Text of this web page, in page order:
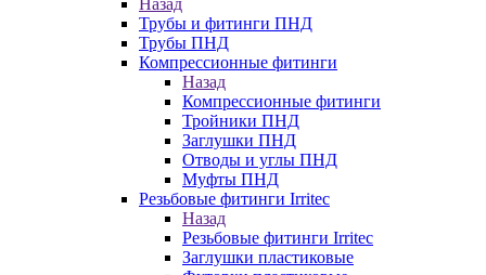
Назад
Трубы и фитинги ПНД
Трубы ПНД
Компрессионные фитинги
Назад
Компрессионные фитинги
Тройники ПНД
Заглушки ПНД
Отводы и углы ПНД
Муфты ПНД
Резьбовые фитинги Irritec
Назад
Резьбовые фитинги Irritec
Заглушки пластиковые